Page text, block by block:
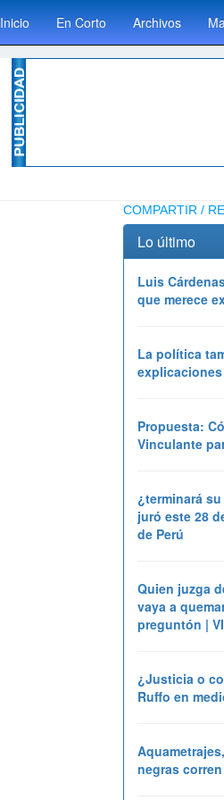
Inicio En Corto Archivos
COMPARTIR /
Lo último
Luis
que merece
La política
explicaciones
Propuesta:
Vinculante
¿terminará
juró este 28
de Perú
Quien juzga
vaya a
preguntón |
¿Justicia o
Ruffo en
negras